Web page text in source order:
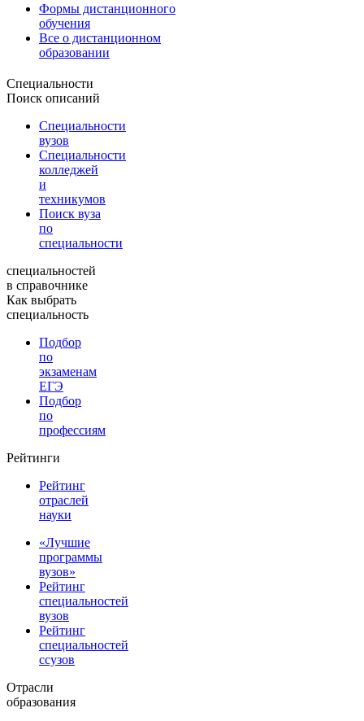
Формы дистанционного
обучения
Все о дистанционном
образовании
Специальности
Поиск описаний
Специальности
вузов
Специальности
колледжей
и
техникумов
Поиск вуза
по
специальности
специальностей
в справочнике
Как выбрать
специальность
Подбор
по
экзаменам
ЕГЭ
Подбор
по
профессиям
Рейтинги
Рейтинг
отраслей
науки
«Лучшие
программы
вузов»
Рейтинг
специальностей
вузов
Рейтинг
специальностей
ссузов
Отрасли
образования